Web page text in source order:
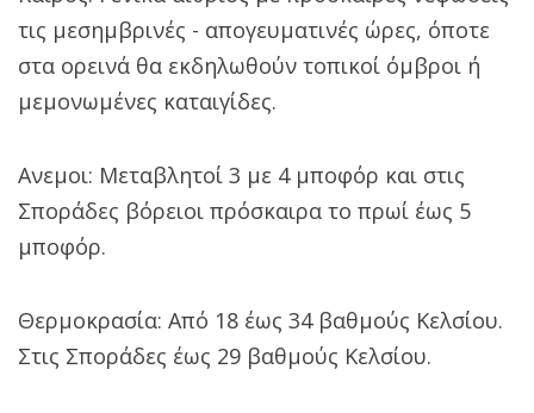
τις μεσημβρινές - απογευματινές ώρες, όποτε
στα ορεινά θα εκδηλωθούν τοπικοί όμβροι ή
μεμονωμένες καταιγίδες.
Ανεμοι: Μεταβλητοί 3 με 4 μποφόρ και στις
Σποράδες βόρειοι πρόσκαιρα το πρωί έως 5
μποφόρ.
Θερμοκρασία: Από 18 έως 34 βαθμούς Κελσίου.
Στις Σποράδες έως 29 βαθμούς Κελσίου.